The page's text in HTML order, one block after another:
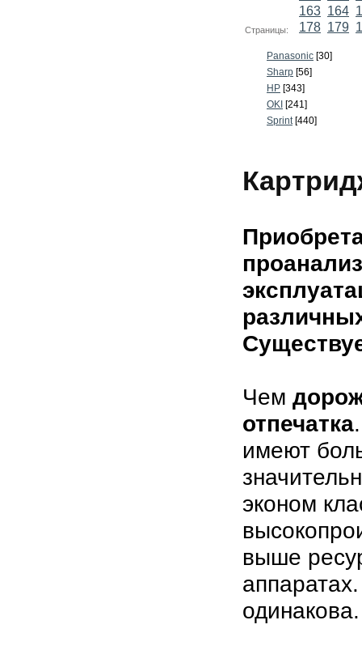
Страницы:
163 164
178 179
Panasonic [30]
Sharp [56]
HP [343]
OKI [241]
Sprint[440]
Чем
отпечатка
имеют
эконом
выше
одинакова.